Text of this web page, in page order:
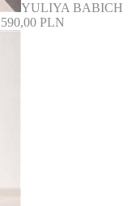
YULIYA BABICH
590,00 PLN